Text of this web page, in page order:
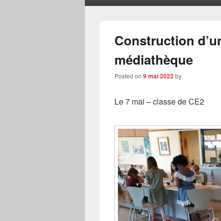
Construction
médiathèque
Posted on 9 mai 2022by
Le 7 mai – classe de CE2